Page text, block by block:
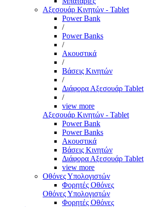
Αξεσουάρ Κινητών - Tablet
Power Bank
/
Power Banks
/
Ακουστικά
/
Βάσεις Κινητών
/
Διάφορα Αξεσουάρ Tablet
/
view more
Αξεσουάρ Κινητών - Tablet
Power Bank
Power Banks
Ακουστικά
Βάσεις Κινητών
Διάφορα Αξεσουάρ Tablet
view more
Οθόνες Υπολογιστών
Φορητές Οθόνες
Οθόνες Υπολογιστών
Φορητές Οθόνες